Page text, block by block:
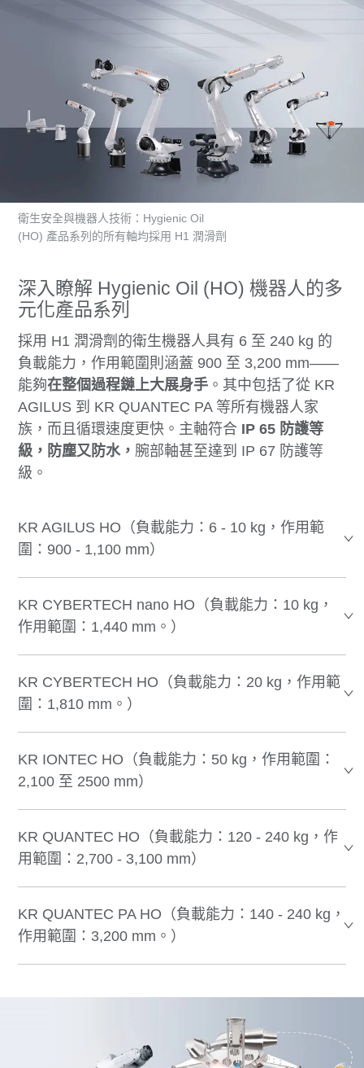
衛生安全與機器人技術：Hygienic Oil
(HO) 產品系列的所有軸均採用 H1 潤滑劑
深入瞭解 Hygienic Oil (HO) 機器人的多
元化產品系列
採用 H1 潤滑劑的衛生機器人具有 6 至 240 kg 的
負載能力，作用範圍則涵蓋 900 至 3,200 mm——
能夠在整個過程鏈上大展身手 。其中包括了從 KR
AGILUS 到 KR QUANTEC PA 等所有機器人家
族，而且循環速度更快。主軸符合 IP 65 防護等
級，防塵又防水， 腕部軸甚至達到 IP 67 防護等
級。
KR AGILUS HO（負載能力：6 - 10 kg，作用範
圍：900 - 1,100 mm）
KR CYBERTECH nano HO（負載能力：10 kg，
作用範圍：1,440 mm。）
KR CYBERTECH HO（負載能力：20 kg，作用範
圍：1,810 mm。）
KR IONTEC HO（負載能力：50 kg，作用範圍：
2,100 至 2500 mm）
KR QUANTEC HO（負載能力：120 - 240 kg，作
用範圍：2,700 - 3,100 mm）
KR QUANTEC PA HO（負載能力：140 - 240 kg，
作用範圍：3,200 mm。）